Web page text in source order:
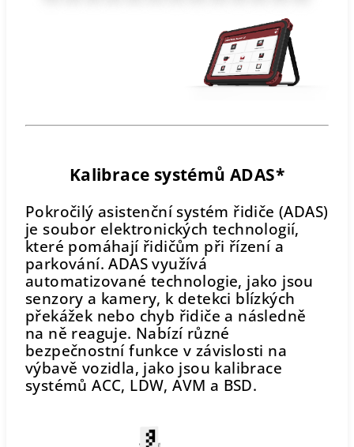
Kalibrace systémů ADAS*
Pokročilý asistenční systém řidiče (ADAS)
je soubor elektronických technologií,
které pomáhají řidičům při řízení a
parkování. ADAS využívá
automatizované technologie, jako jsou
senzory a kamery, k detekci blízkých
překážek nebo chyb řidiče a následně
na ně reaguje. Nabízí různé
bezpečnostní funkce v závislosti na
výbavě vozidla, jako jsou kalibrace
systémů ACC, LDW, AVM a BSD.